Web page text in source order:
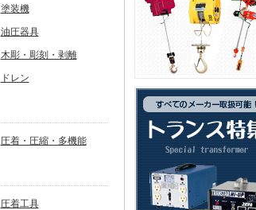
塗装機
油圧器具
木彫・彫刻・剥離
ドレン
圧着・圧縮・多機能
圧着工具